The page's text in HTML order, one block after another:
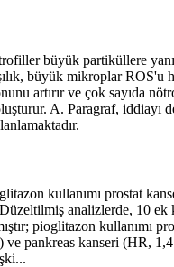
büyük partiküllere
büyük mikroplar ROS'u
artırır ve çok sayıda
A. Paragraf, iddiayı
kullanımı prostat
analizlerde, 10
pioglitazon kullanımı
ve pankreas kanseri (HR,